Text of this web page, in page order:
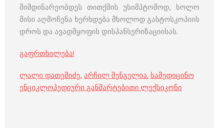
მიმდინარეობდეს თითქმის უსიმპტომოდ, ხოლო
მისი აღმოჩენა ხერხდება მხოლოდ გასტოსკოპიის
დროს და ავადმყოფის დისპანსერიზაციისას.
გაფრთხილება!
ლალი დათეშიძე, არჩილ შენგელია. სამედიცინო
ენციკლოპედიური განმარტებითი ლექსიკონი